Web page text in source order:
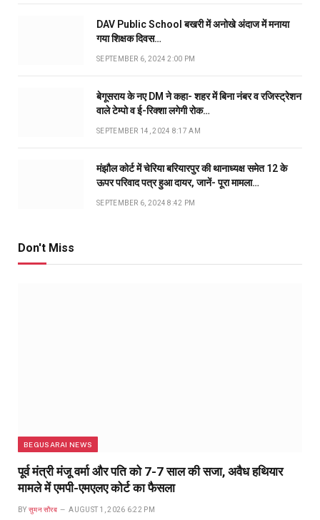
DAV Public School बखरी में अनोखे अंदाज में मनाया
गया शिक्षक दिवस…
SEPTEMBER 6, 2024 2:00 PM
बेगूसराय के नए DM ने कहा- शहर में बिना नंबर व रजिस्ट्रेशन
वाले टेम्पो व ई-रिक्शा लगेगी रोक…
SEPTEMBER 14, 2024 8:17 AM
मंझौल कोर्ट में चेरिया बरियारपुर की थानाध्यक्ष समेत 12 के
ऊपर परिवाद पत्र हुआ दायर, जानें- पूरा मामला…
SEPTEMBER 6, 2024 8:42 PM
Don't Miss
BEGUSARAI NEWS
पूर्व मंत्री मंजू वर्मा और पति को 7-7 साल की सजा, अवैध हथियार
मामले में एमपी-एमएलए कोर्ट का फैसला
BY सुमन सौरब AUGUST 1, 2026 6:22 PM